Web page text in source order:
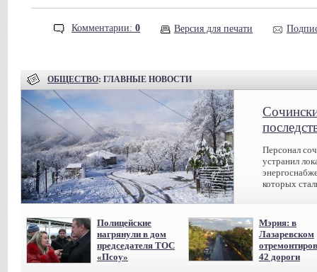
Комментарии: 0 Версия для печати
ОБЩЕСТВО: ГЛАВНЫЕ НОВОСТИ
Персонал
устранил
которых
Полицейские
нагрянули в дом
председателя ТОС
«Псоу»
Мэрия: в
Лазаревском
42 дороги